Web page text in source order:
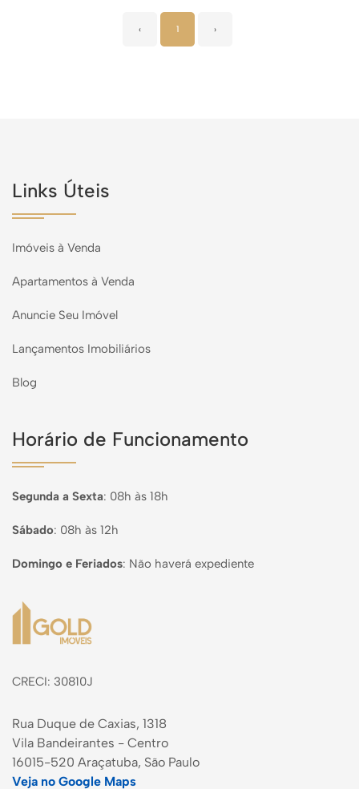
‹ 1 ›
Links Úteis
Imóveis à Venda
Apartamentos à Venda
Anuncie Seu Imóvel
Lançamentos Imobiliários
Blog
Horário de Funcionamento
Segunda a Sexta: 08h às 18h
Sábado: 08h às 12h
Domingo e Feriados: Não haverá expediente
Página inicial
CRECI: 30810J
Rua Duque de Caxias, 1318
Vila Bandeirantes - Centro
16015-520 Araçatuba, São Paulo
Veja no Google Maps